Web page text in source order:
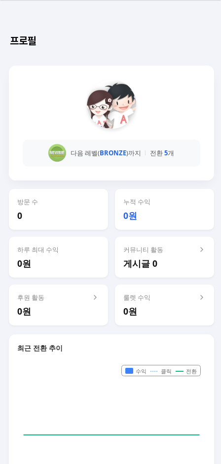
프로필
다음 레벨(BRONZE)까지 전환5개
방문 수
0
누적 수익
0원
하루 최대 수익
0원
커뮤니티 활동
게시글 0
후원 활동
0원
룰렛 수익
0원
최근 전환 추이